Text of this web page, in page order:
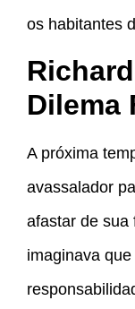
os habitantes
Dilema
A próxima
avassalador
afastar de sua
imaginava